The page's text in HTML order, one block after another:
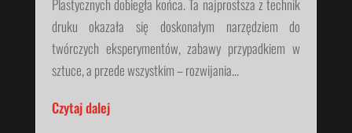
Plastycznych dobiegła końca. Ta najprostsza z technik
druku okazała się doskonałym narzędziem do
twórczych eksperymentów, zabawy przypadkiem w
sztuce, a przede wszystkim – rozwijania...
Czytaj dalej